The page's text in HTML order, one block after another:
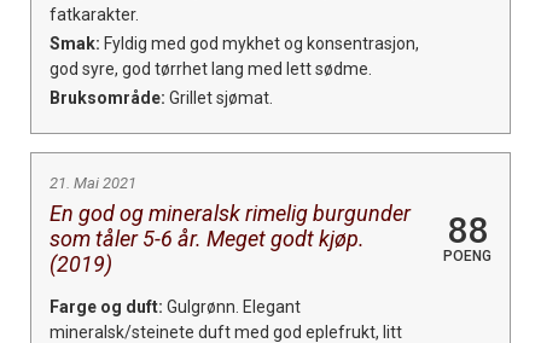
fatkarakter.
Smak: Fyldig med god mykhet og konsentrasjon,
god syre, god tørrhet lang med lett sødme.
Bruksområde: Grillet sjømat.
21. Mai 2021
En god og mineralsk rimelig burgunder
som tåler 5-6 år. Meget godt kjøp.
(2019)
88
POENG
Farge og duft: Gulgrønn. Elegant
mineralsk/steinete duft med god eplefrukt, litt